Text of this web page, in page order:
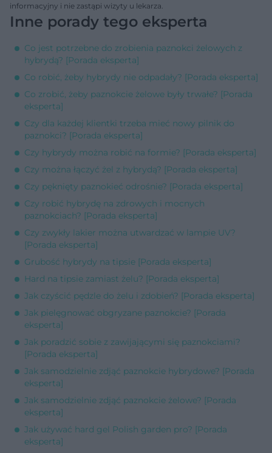
informacyjny i nie zastąpi wizyty u lekarza.
Inne porady tego eksperta
Co jest potrzebne do zrobienia paznokci żelowych z
hybrydą? [Porada eksperta]
Co robić, żeby hybrydy nie odpadały? [Porada eksperta]
Co zrobić, żeby paznokcie żelowe były trwałe? [Porada
eksperta]
Czy dla każdej klientki trzeba mieć nowy pilnik do
paznokci? [Porada eksperta]
Czy hybrydy można robić na formie? [Porada eksperta]
Czy można łączyć żel z hybrydą? [Porada eksperta]
Czy pęknięty paznokieć odrośnie? [Porada eksperta]
Czy robić hybrydę na zdrowych i mocnych
paznokciach? [Porada eksperta]
Czy zwykły lakier można utwardzać w lampie UV?
[Porada eksperta]
Grubość hybrydy na tipsie [Porada eksperta]
Hard na tipsie zamiast żelu? [Porada eksperta]
Jak czyścić pędzle do żelu i zdobień? [Porada eksperta]
Jak pielęgnować obgryzane paznokcie? [Porada
eksperta]
Jak poradzić sobie z zawijającymi się paznokciami?
[Porada eksperta]
Jak samodzielnie zdjąć paznokcie hybrydowe? [Porada
eksperta]
Jak samodzielnie zdjąć paznokcie żelowe? [Porada
eksperta]
Jak używać hard gel Polish garden pro? [Porada
eksperta]